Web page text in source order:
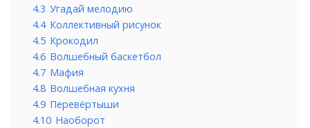
4.3 Угадай мелодию
4.4 Коллективный рисунок
4.5 Крокодил
4.6 Волшебный баскетбол
4.7 Мафия
4.8 Волшебная кухня
4.9 Перевёртыши
4.10 Наоборот